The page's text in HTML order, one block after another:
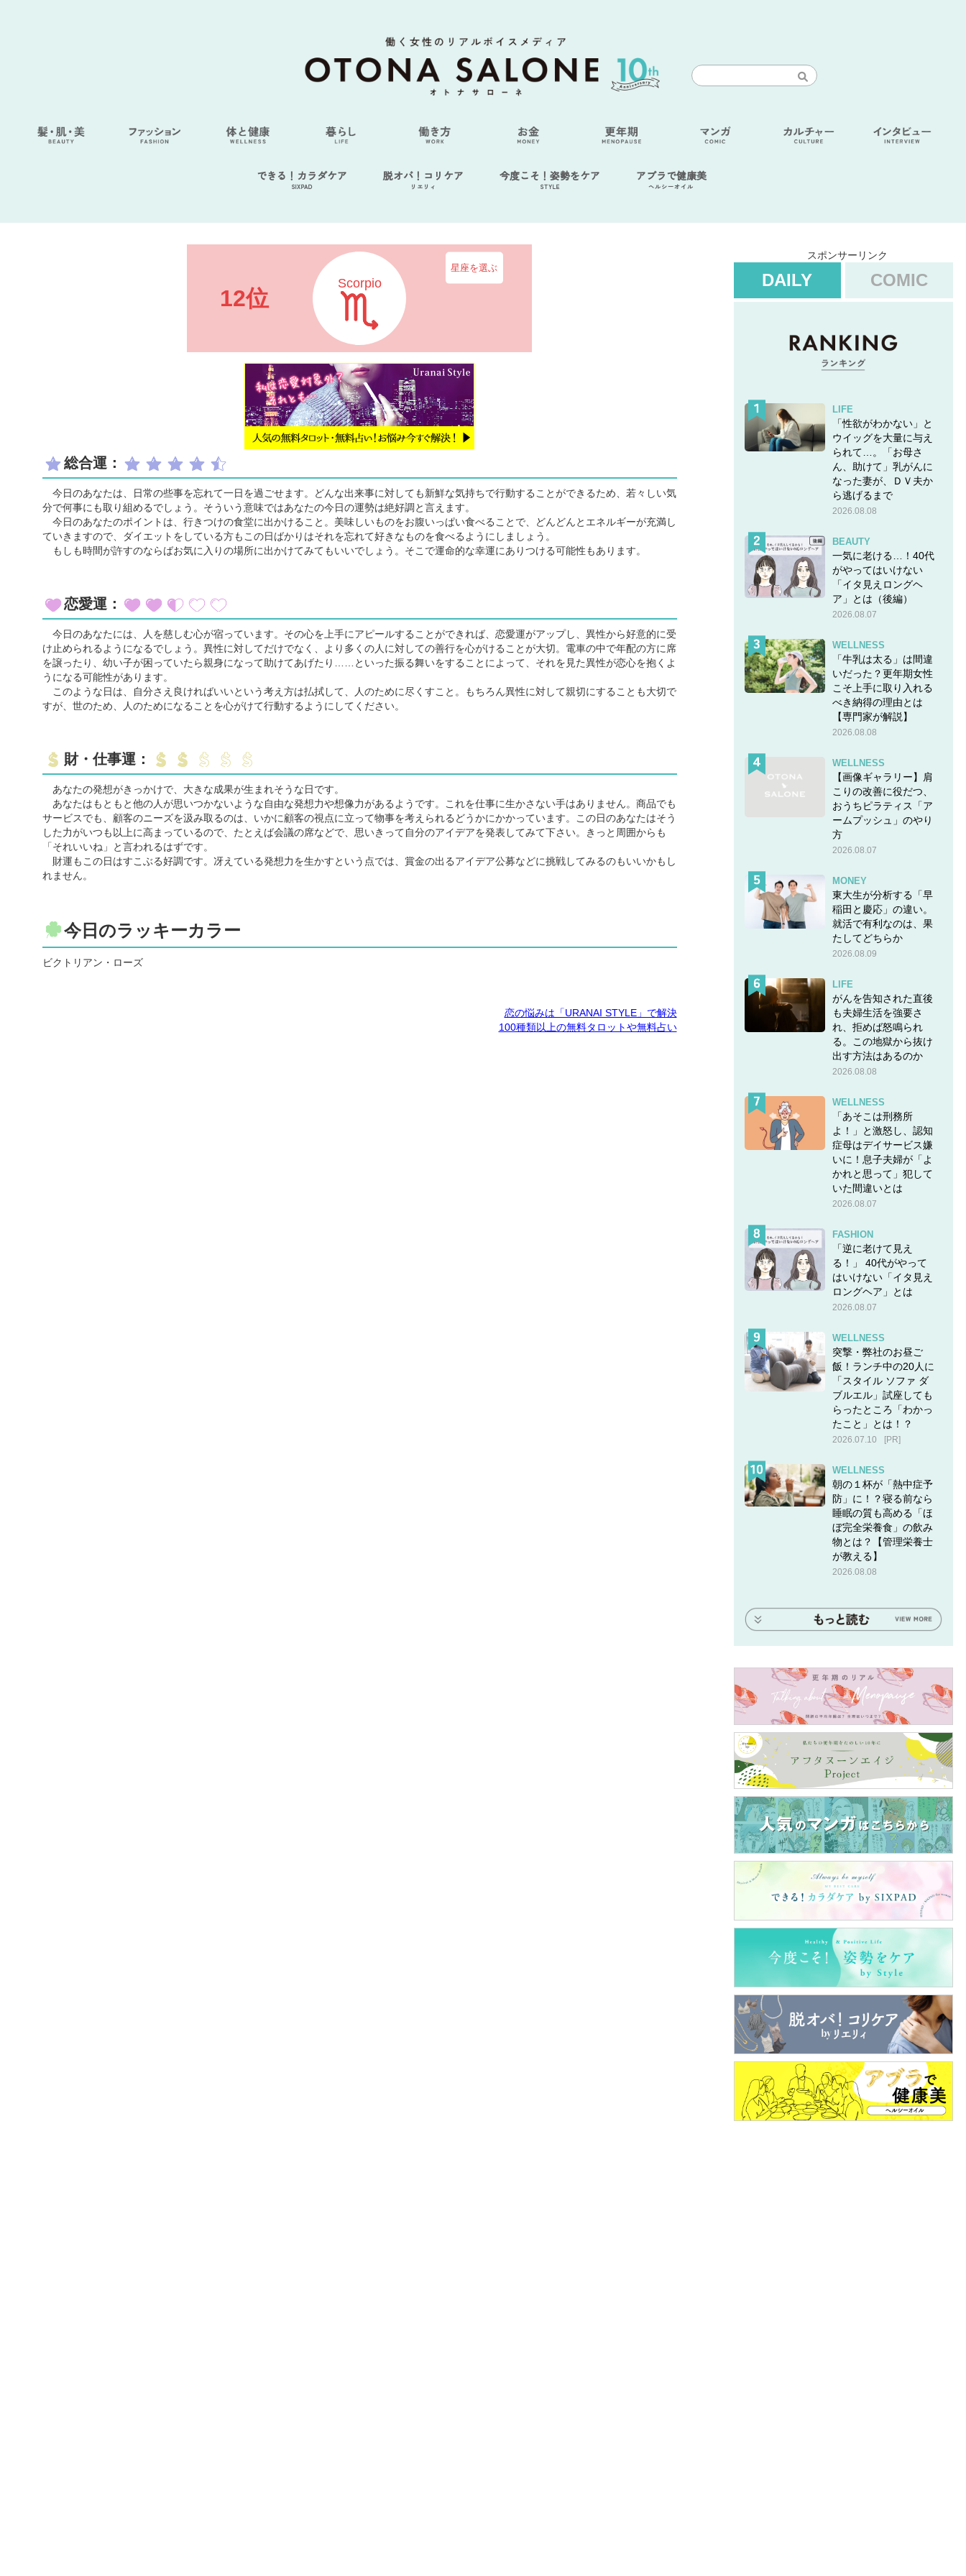
できる！カラダケア
SIXPAD
脱オバ！コリケア
リエリィ
今度こそ！姿勢をケア
STYLE
アブラで健康美
ヘルシーオイル
12位
Scorpio
星座を選ぶ
総合運：
今日のあなたは、日常の些事を忘れて一日を過ごせます。どんな出来事に対しても新鮮な気持ちで行動することができるため、若々しい気
分で何事にも取り組めるでしょう。そういう意味ではあなたの今日の運勢は絶好調と言えます。
今日のあなたのポイントは、行きつけの食堂に出かけること。美味しいものをお腹いっぱい食べることで、どんどんとエネルギーが充満し
ていきますので、ダイエットをしている方もこの日ばかりはそれを忘れて好きなものを食べるようにしましょう。
もしも時間が許すのならばお気に入りの場所に出かけてみてもいいでしょう。そこで運命的な幸運にありつける可能性もあります。
恋愛運：
今日のあなたには、人を慈しむ心が宿っています。その心を上手にアピールすることができれば、恋愛運がアップし、異性から好意的に受
け止められるようになるでしょう。異性に対してだけでなく、より多くの人に対しての善行を心がけることが大切。電車の中で年配の方に席
を譲ったり、幼い子が困っていたら親身になって助けてあげたり……といった振る舞いをすることによって、それを見た異性が恋心を抱くよ
うになる可能性があります。
このような日は、自分さえ良ければいいという考え方は払拭して、人のために尽くすこと。もちろん異性に対して親切にすることも大切で
すが、世のため、人のためになることを心がけて行動するようにしてください。
財・仕事運：
あなたの発想がきっかけで、大きな成果が生まれそうな日です。
あなたはもともと他の人が思いつかないような自由な発想力や想像力があるようです。これを仕事に生かさない手はありません。商品でも
サービスでも、顧客のニーズを汲み取るのは、いかに顧客の視点に立って物事を考えられるどうかにかかっています。この日のあなたはそう
した力がいつも以上に高まっているので、たとえば会議の席などで、思いきって自分のアイデアを発表してみて下さい。きっと周囲からも
「それいいね」と言われるはずです。
財運もこの日はすこぶる好調です。冴えている発想力を生かすという点では、賞金の出るアイデア公募などに挑戦してみるのもいいかもし
れません。
今日のラッキーカラー
ビクトリアン・ローズ
恋の悩みは「URANAI STYLE」で解決
100種類以上の無料タロットや無料占い
スポンサーリンク
DAILY COMIC
LIFE
「性欲がわかない」と
ウイッグを大量に与え
られて…。「お母さ
ん、助けて」乳がんに
なった妻が、ＤＶ夫か
ら逃げるまで
2026.08.08
BEAUTY
一気に老ける…！40代
がやってはいけない
「イタ見えロングヘ
ア」とは（後編）
2026.08.07
WELLNESS
「牛乳は太る」は間違
いだった？更年期女性
こそ上手に取り入れる
べき納得の理由とは
【専門家が解説】
2026.08.08
WELLNESS
【画像ギャラリー】肩
こりの改善に役だつ、
おうちピラティス「ア
ームプッシュ」のやり
方
2026.08.07
MONEY
東大生が分析する「早
稲田と慶応」の違い。
就活で有利なのは、果
たしてどちらか
2026.08.09
LIFE
がんを告知された直後
も夫婦生活を強要さ
れ、拒めば怒鳴られ
る。この地獄から抜け
出す方法はあるのか
2026.08.08
WELLNESS
「あそこは刑務所
よ！」と激怒し、認知
症母はデイサービス嫌
いに！息子夫婦が「よ
かれと思って」犯して
いた間違いとは
2026.08.07
FASHION
「逆に老けて見え
る！」 40代がやって
はいけない「イタ見え
ロングヘア」とは
2026.08.07
WELLNESS
突撃・弊社のお昼ご
飯！ランチ中の20人に
「スタイル ソファ ダ
ブルエル」試座しても
らったところ「わかっ
たこと」とは！？
2026.07.10 [PR]
WELLNESS
朝の１杯が「熱中症予
防」に！？寝る前なら
睡眠の質も高める「ほ
ぼ完全栄養食」の飲み
物とは？【管理栄養士
が教える】
2026.08.08